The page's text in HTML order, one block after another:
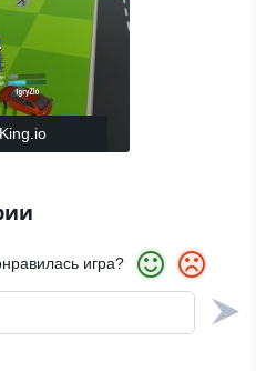
игра?